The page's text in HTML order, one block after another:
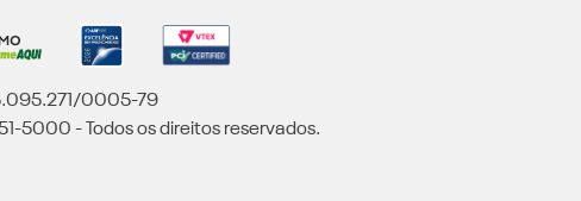
0005-79
5000 - Todos os direitos reservados.